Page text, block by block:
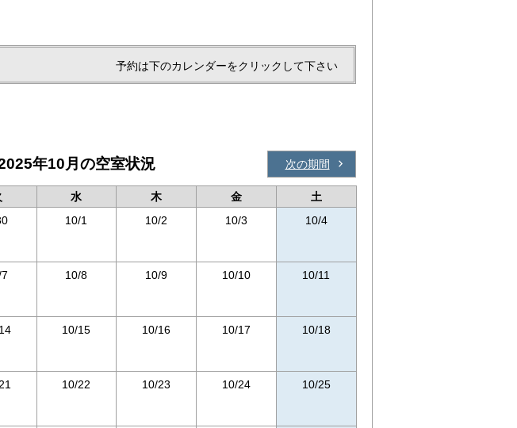
予約は下のカレンダーをクリックして下さい
年10月の空室状況 次の期間
水 木 金
土
10/1 10/2 10/3 10/4
10/8 10/9 10/10 10/11
10/15 10/16 10/17 10/18
10/22 10/23 10/24 10/25